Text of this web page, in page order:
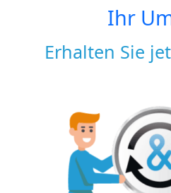
Ihr
Erhalten Sie